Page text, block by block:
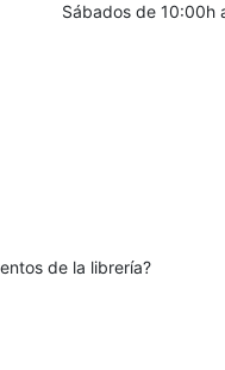
Sábados de 10:00h
de la librería?